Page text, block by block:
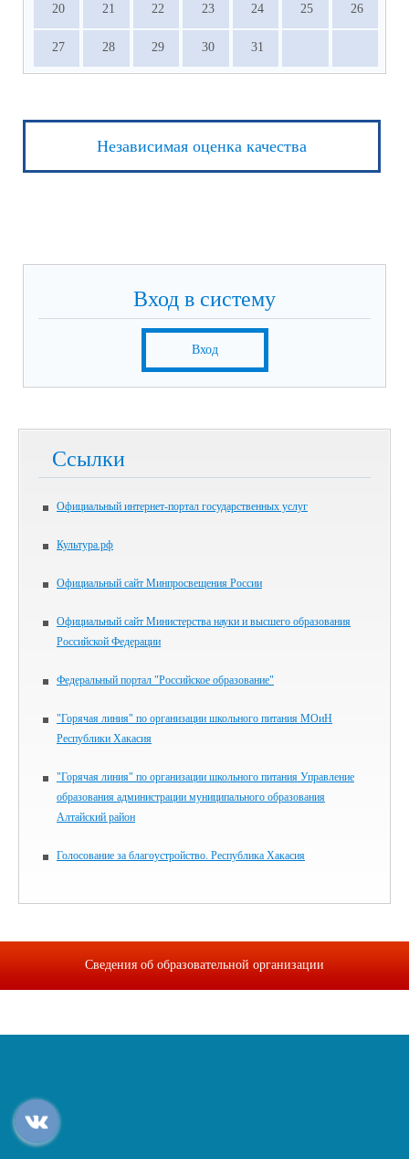
20 21 22 23 24 25 26
27 28 29 30 31
Независимая оценка качества
Вход в систему
Вход
Ссылки
Официальный интернет-портал государственных услуг
Культура.рф
Официальный сайт Минпросвещения России
Официальный сайт Министерства науки и высшего образования
Российской Федерации
Федеральный портал "Российское образование"
"Горячая линия" по организации школьного питания МОиН
Республики Хакасия
"Горячая линия" по организации школьного питания Управление
образования администрации муниципального образования
Алтайский район
Голосование за благоустройство. Республика Хакасия
Сведения об образовательной организации